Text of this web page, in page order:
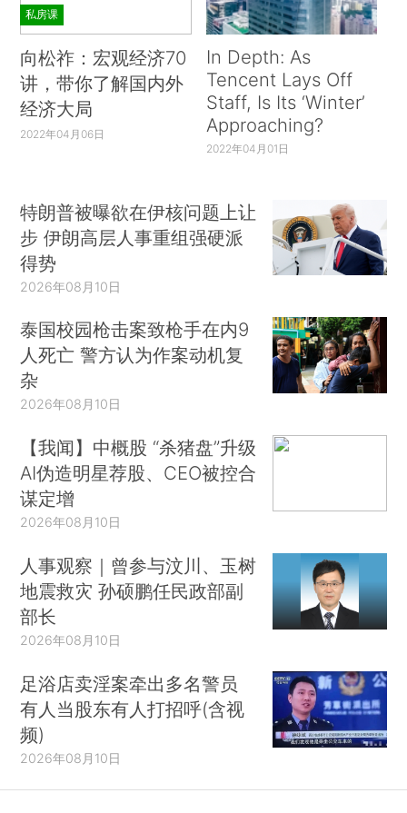
私房课
向松祚：宏观经济70
讲，带你了解国内外
经济大局
2022年04月06日
In Depth: As
Tencent Lays Off
Staff, Is Its ‘Winter’
Approaching?
2022年04月01日
特朗普被曝欲在伊核问题上让
步 伊朗高层人事重组强硬派
得势
2026年08月10日
泰国校园枪击案致枪手在内9
人死亡 警方认为作案动机复
杂
2026年08月10日
【我闻】中概股 “杀猪盘”升级
AI伪造明星荐股、CEO被控合
谋定增
2026年08月10日
人事观察｜曾参与汶川、玉树
地震救灾 孙硕鹏任民政部副
部长
2026年08月10日
足浴店卖淫案牵出多名警员
有人当股东有人打招呼(含视
频)
2026年08月10日